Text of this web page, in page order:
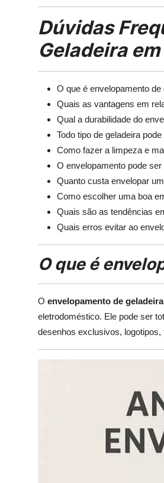
Dúvidas
Geladeira
O que é envelopamento de
Quais as vantagens em
Qual a durabilidade do
Todo tipo de geladeira
Como fazer a limpeza e
O envelopamento pode
Quanto custa envelopar
Como escolher uma boa
Quais são as tendências
Quais erros evitar ao
O que é
O envelopamento de geladeira
eletrodoméstico. Ele pode ser
desenhos exclusivos,